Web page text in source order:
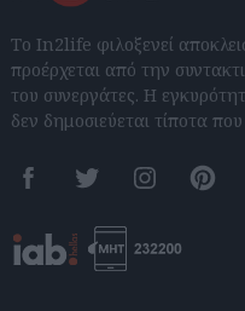
Το In2life φιλοξενεί
προέρχεται από την
του συνεργάτες. Η
δεν δημοσιεύεται τίποτα που
FacebookTwitter Instagram